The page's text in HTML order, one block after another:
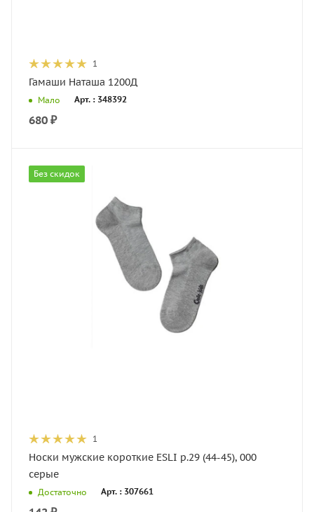
1
Гамаши Наташа 1200Д
Мало Арт. : 348392
680 ₽
Без скидок
1
Носки мужские короткие ESLI р.29 (44-45), 000
серые
Достаточно Арт. : 307661